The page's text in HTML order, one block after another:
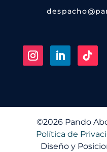
©2026Pando
Política de
Diseño y